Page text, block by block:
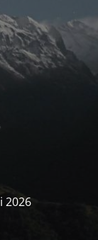
2026